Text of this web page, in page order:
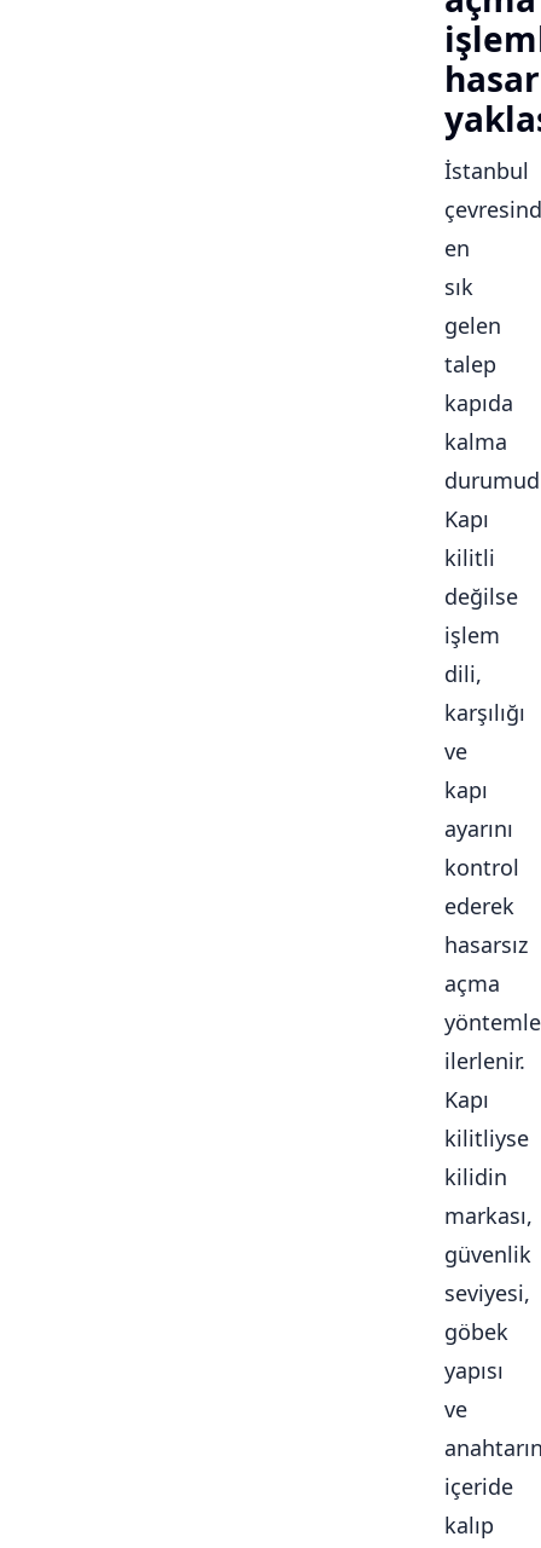
İstanbul
en
sık
gelen
talep
kapıda
kalma
Kapı
kilitli
değilse
işlem
dili,
karşılığı
ve
kapı
ayarını
kontrol
ederek
hasarsız
açma
ilerlenir.
Kapı
kilitliyse
kilidin
markası,
güvenlik
seviyesi,
göbek
yapısı
ve
içeride
kalıp